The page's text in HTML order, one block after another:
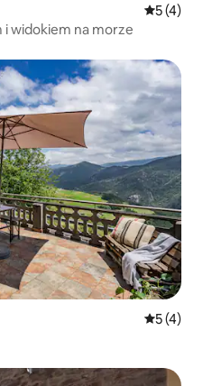
Średnia
5 (4)
i widokiem na morze
Średnia
5 (4)